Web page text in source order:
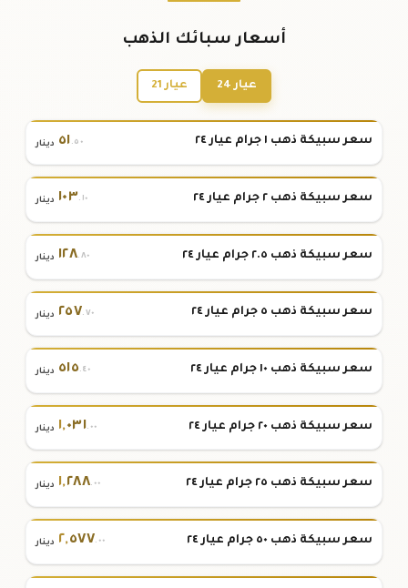
أسعار سبائك الذهب
عيار 24 عيار 21
سعر سبيكة ذهب ١ جرام عيار ٢٤ ٥١.٥٠ دينار
سعر سبيكة ذهب ٢ جرام عيار ٢٤ ١٠٣.١٠ دينار
سعر سبيكة ذهب ٢.٥ جرام عيار ٢٤ ١٢٨.٨٠ دينار
سعر سبيكة ذهب ٥ جرام عيار ٢٤ ٢٥٧.٧٠ دينار
سعر سبيكة ذهب ١٠ جرام عيار ٢٤ ٥١٥.٤٠ دينار
سعر سبيكة ذهب ٢٠ جرام عيار ٢٤ ١,٠٣١.٠٠ دينار
سعر سبيكة ذهب ٢٥ جرام عيار ٢٤ ١,٢٨٨.٠٠ دينار
سعر سبيكة ذهب ٥٠ جرام عيار ٢٤ ٢,٥٧٧.٠٠ دينار